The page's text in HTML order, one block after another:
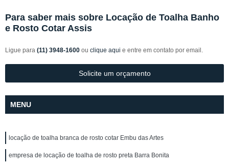
Para saber mais sobre Locação de Toalha Banho
e Rosto Cotar Assis
Ligue para (11) 3948-1600 ou clique aqui e entre em contato por email.
Solicite um orçamento
MENU
locação de toalha branca de rosto cotar Embu das Artes
empresa de locação de toalha de rosto preta Barra Bonita